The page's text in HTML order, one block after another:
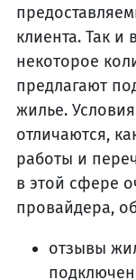
клиента. Так и
некоторое
предлагают
жилье.
отличаются,
работы и
в этой сфере
провайдера,
отзывы